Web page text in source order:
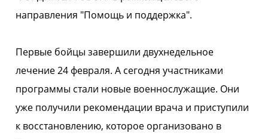
направления "Помощь и поддержка".
Первые бойцы завершили двухнедельное
лечение 24 февраля. А сегодня участниками
программы стали новые военнослужащие. Они
уже получили рекомендации врача и приступили
к восстановлению, которое организовано в